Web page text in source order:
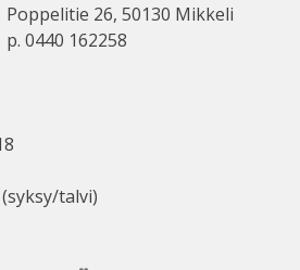
Poppelitie 26, 50130 Mikkeli
p. 0440 162258
talvi)